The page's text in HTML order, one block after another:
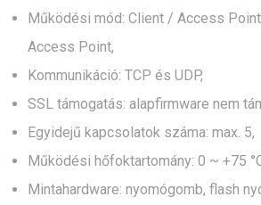
Működési mód: Client / Access
Access Point,
Kommunikáció: TCP és UDP,
SSL támogatás: alapfirmware nem
Egyidejű kapcsolatok száma: max. 5,
Működési hőfoktartomány: 0 ~ +75
Mintahardware: nyomógomb, flash